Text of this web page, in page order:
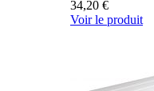
34,20 €
Voir le produit